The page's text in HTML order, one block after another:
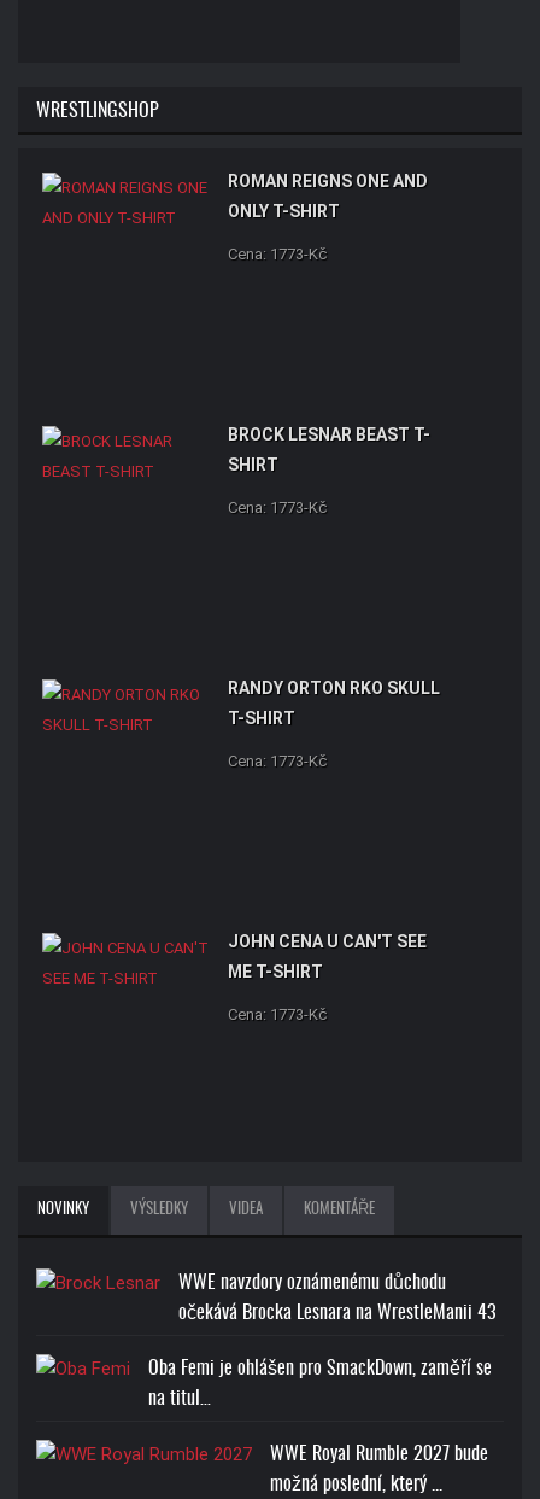
WRESTLINGSHOP
ROMAN REIGNS ONE AND
ONLY T-SHIRT
Cena: 1773-Kč
BROCK LESNAR BEAST T-
SHIRT
Cena: 1773-Kč
RANDY ORTON RKO SKULL
T-SHIRT
Cena: 1773-Kč
JOHN CENA U CAN'T SEE
ME T-SHIRT
Cena: 1773-Kč
NOVINKY VÝSLEDKY VIDEA KOMENTÁŘE
WWE navzdory oznámenému důchodu
očekává Brocka Lesnara na WrestleManii 43
Oba Femi je ohlášen pro SmackDown, zaměří se
na titul…
WWE Royal Rumble 2027 bude
možná poslední, který ...